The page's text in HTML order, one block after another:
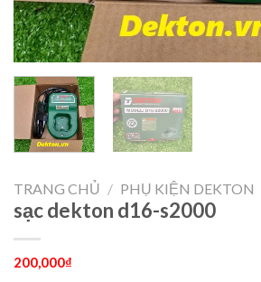
TRANG CHỦ / PHỤ KIỆN DEKTON
sạc dekton d16-s2000
200,000₫